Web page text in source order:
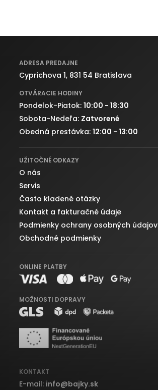
ADRESA PREDAJNE
Cyprichova 1, 831 54 Bratislava
OTVÁRACIE HODINY
Pondelok-Piatok: 10:00 - 18:30
Sobota-Nedeľa: Zatvorené
Obedná prestávka: 12:00 - 13:00
UŽITOČNÉ ODKAZY
O nás
Servis
Často kladené otázky
Kontakt a fakturačné údaje
Podmienky ochrany osobných údajov
Obchodné podmienky
ONLINE PLATBY
MOŽNOSTI DOPRAVY
KONTAKT
E-mail: info@bajky.sk